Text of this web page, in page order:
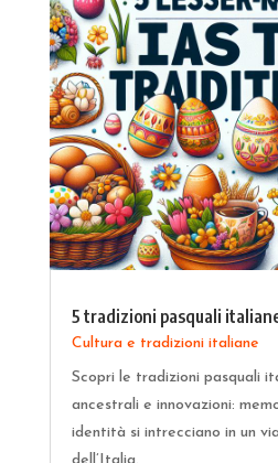
5 tradizioni pasquali
Cultura e tradizioni italiane
Scopri le tradizioni pasquali
ancestrali e innovazioni:
identità si intrecciano in un